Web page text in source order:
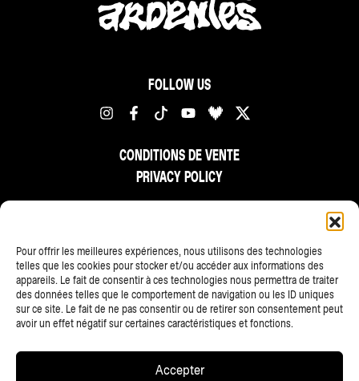
Pour offrir les meilleures expériences, nous utilisons des technologies
telles que les cookies pour stocker et/ou accéder aux informations des
appareils. Le fait de consentir à ces technologies nous permettra de traiter
des données telles que le comportement de navigation ou les ID uniques
sur ce site. Le fait de ne pas consentir ou de retirer son consentement peut
avoir un effet négatif sur certaines caractéristiques et fonctions.
Accepter
FOLLOW US
CONDITIONS DE VENTE
PRIVACY POLICY